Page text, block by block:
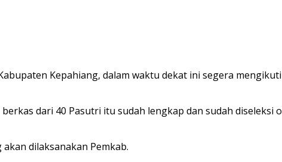
Kepahiang, dalam waktu dekat ini segera
dari 40 Pasutri itu sudah lengkap dan sudah diseleksi
dilaksanakan Pemkab.